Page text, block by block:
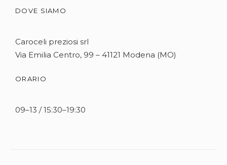
DOVE SIAMO
Caroceli preziosi srl
Via Emilia Centro, 99 – 41121 Modena (MO)
ORARIO
09–13 / 15:30–19:30